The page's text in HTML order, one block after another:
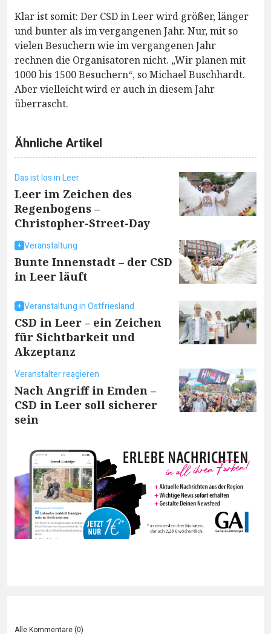
Klar ist somit: Der CSD in Leer wird größer, länger
und bunter als im vergangenen Jahr. Nur, mit so
vielen Besuchern wie im vergangenen Jahr
rechnen die Organisatoren nicht. „Wir planen mit
1000 bis 1500 Besuchern“, so Michael Buschhardt.
Aber vielleicht wird er auch in diesem Jahr
überrascht.
Ähnliche Artikel
Das ist los in Leer
Leer im Zeichen des
Regenbogens –
Christopher-Street-Day
Veranstaltung
Bunte Innenstadt – der CSD
in Leer läuft
Veranstaltung in Ostfriesland
CSD in Leer – ein Zeichen
für Sichtbarkeit und
Akzeptanz
Veranstalter reagieren
Nach Angriff in Emden –
CSD in Leer soll sicherer
sein
Alle Kommentare (0)